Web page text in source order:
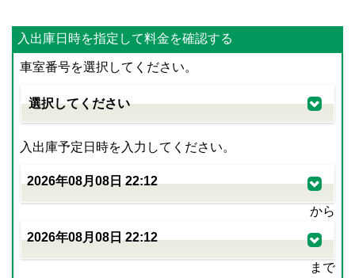
入出庫日時を指定して料金を確認する
車室番号を選択してください。
入出庫予定日時を入力してください。
から
まで